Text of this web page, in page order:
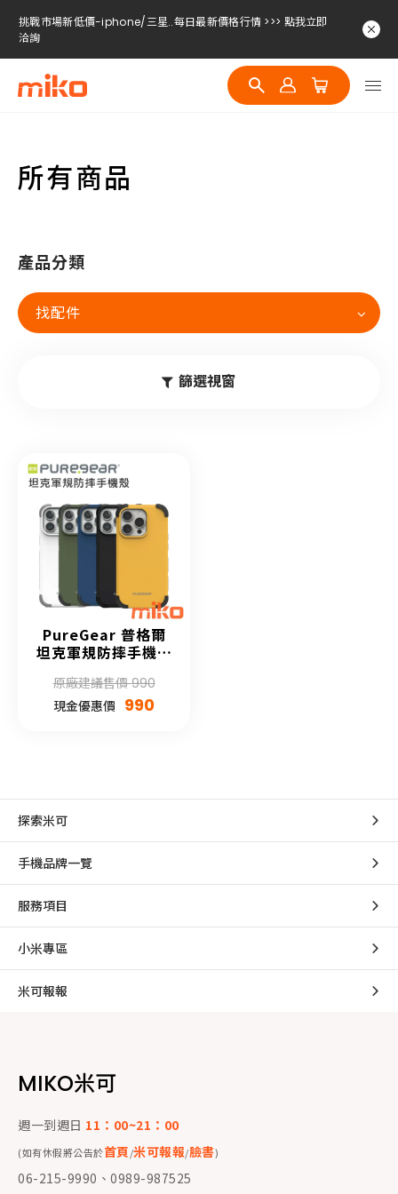
挑戰市場新低價-iphone/三星..每日最新價格行情 >>> 點我立即
洽詢
挑戰市場新低價-iphone/三星..每日最新價格行情 >>> 點我立即
洽詢
挑戰市場新低價-iphone/三星..每日最新價格行情 >>> 點我立即
所有商品
產品分類
找配件
篩選視窗
PureGear 普格爾
坦克軍規防摔手機殼
系列
原廠建議售價 990
現金優惠價 990
探索米可
手機品牌一覽
服務項目
小米專區
米可報報
MIKO米可
週一到週日 11：00~21：00
(如有休假將公告於首頁/米可報報/臉書)
06-215-9990、0989-987525